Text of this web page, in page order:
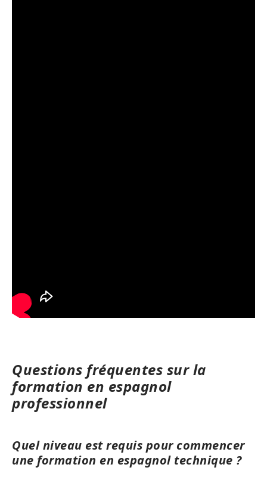
Questions fréquentes sur la
formation en espagnol
professionnel
Quel niveau est requis pour commencer
une formation en espagnol technique ?